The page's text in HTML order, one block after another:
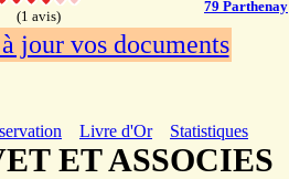
(1 avis)
79 Parthenay
jour vos documents
Livre d'Or Statistiques
ET ASSOCIES